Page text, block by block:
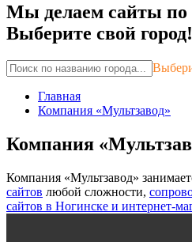
Мы делаем сайты по
Выберите свой город!
Главная
Компания «Мультзавод»
Компания
Компания «Мультзавод»
сайтов любой сложности,
сайтов в Ногинске и интернет-